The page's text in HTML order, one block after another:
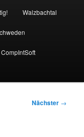
Walzbachtal
CompIntSoft
Nächster →